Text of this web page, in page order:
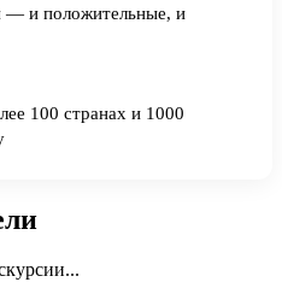
— и положительные, и
100 странах и 1000